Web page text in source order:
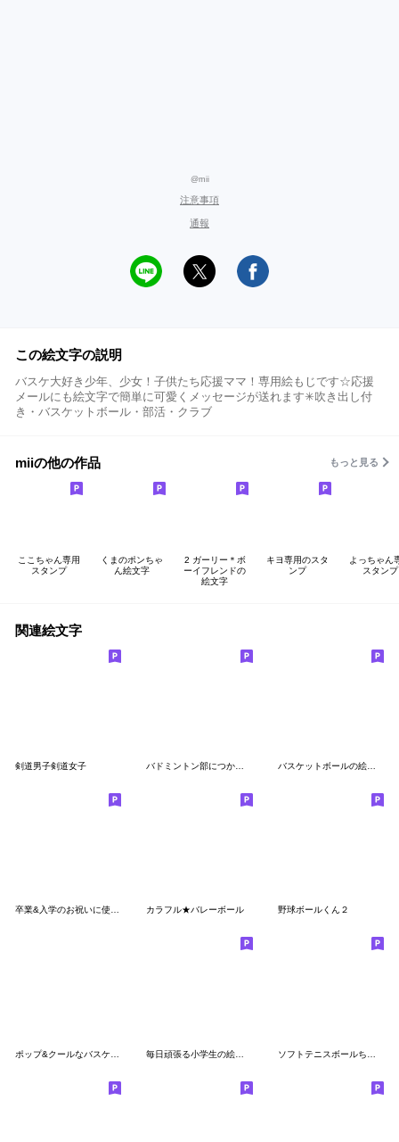
@mii
注意事項
通報
この絵文字の説明
バスケ大好き少年、少女！子供たち応援ママ！専用絵もじです☆応援
メールにも絵文字で簡単に可愛くメッセージが送れます✳︎吹き出し付
き・バスケットボール・部活・クラブ
miiの他の作品 もっと見る
ここちゃん専用
スタンプ
くまのポンちゃ
ん絵文字
2 ガーリー＊ボ
ーイフレンドの
絵文字
キヨ専用のスタ
ンプ
よっちゃん
スタンプ
関連絵文字
剣道男子剣道女子 バスケットボールの絵文字
卒業&入学のお祝いに使える絵文字 カラフル★バレーボール 野球ボールくん２